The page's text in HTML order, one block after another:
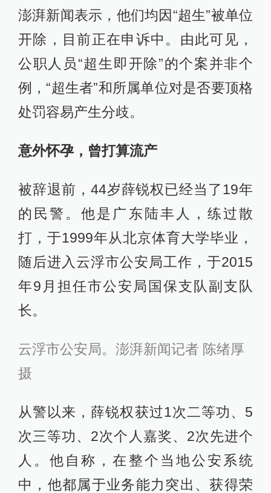
澎湃新闻表示，他们均因“超生”被单位
开除，目前正在申诉中。由此可见，
公职人员“超生即开除”的个案并非个
例，“超生者”和所属单位对是否要顶格
处罚容易产生分歧。
意外怀孕，曾打算流产
被辞退前，44岁薛锐权已经当了19年
的民警。他是广东陆丰人，练过散
打，于1999年从北京体育大学毕业，
随后进入云浮市公安局工作，于2015
年9月担任市公安局国保支队副支队
长。
云浮市公安局。 澎湃新闻记者 陈绪厚
摄
从警以来，薛锐权获过1次二等功、5
次三等功、2次个人嘉奖、2次先进个
人。他自称，在整个当地公安系统
中，他都属于业务能力突出、获得荣